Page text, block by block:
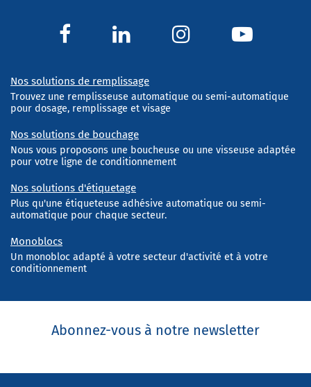
Nos solutions de remplissage
Trouvez une remplisseuse automatique ou semi-automatique
pour dosage, remplissage et visage
Nos solutions de bouchage
Nous vous proposons une boucheuse ou une visseuse adaptée
pour votre ligne de conditionnement
Nos solutions d'étiquetage
Plus qu'une étiqueteuse adhésive automatique ou semi-
automatique pour chaque secteur.
Monoblocs
Un monobloc adapté à votre secteur d'activité et à votre
conditionnement
Abonnez-vous à notre newsletter